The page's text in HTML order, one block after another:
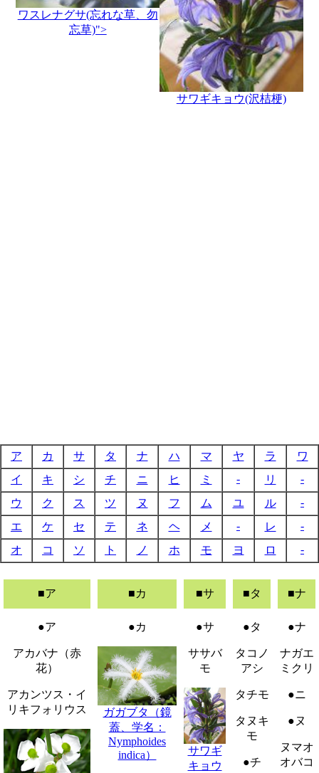
ワスレナグサ(忘れな草、勿
忘草)">
サワギキョウ(沢桔梗)
ア カ サ タ ナ ハ マ ヤ ラ
ワ
イ
キ シ チ ニ ヒ ミ - リ
-
ウ
ク ス ツ ヌ フ ム ユ ル
-
エ
ケ セ テ ネ ヘ メ - レ
-
オ
コ ソ ト ノ ホ モ ヨ ロ -
■ア
●ア
アカバナ（赤
花）
アカンツス・イ
リキフォリウス
■カ
●カ
ガガブタ（鏡
蓋、学名：
Nymphoides
indica）
■サ
●サ
ササバ
モ
サワギ
キョウ
■タ
●タ
タコノ
アシ
タチモ
タヌキ
モ
●チ
■ナ
●ナ
ナガエ
ミクリ
●ニ
●ヌ
ヌマオ
オバコ